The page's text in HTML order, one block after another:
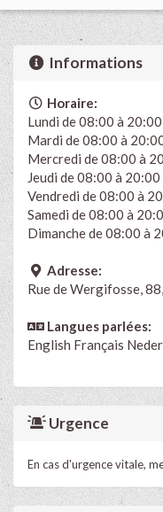
Informations
Horaire:
Lundi de 08:00 à 20:00
Mardi de 08:00 à
Mercredi de 08:00 à
Jeudi de 08:00 à 20:00
Vendredi de 08:00 à
Samedi de 08:00 à
Dimanche de 08:00 à
Adresse:
Rue de Wergifosse,
Langues parlées:
English Français
Urgence
En cas d'urgence vitale,